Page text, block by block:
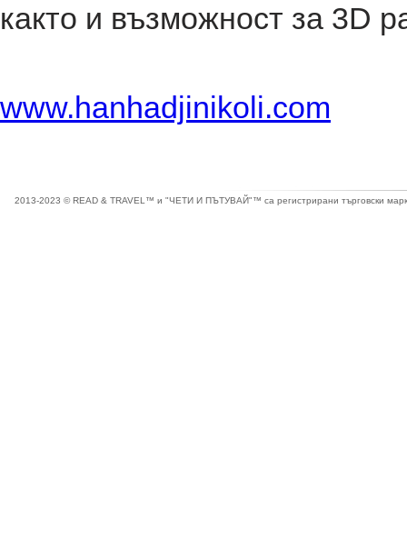
както и възможност за 3D
www.hanhadjinikoli.com
2013-2023 © READ & TRAVEL™ и "ЧЕТИ И ПЪТУВАЙ"™ са регистрирани търговски